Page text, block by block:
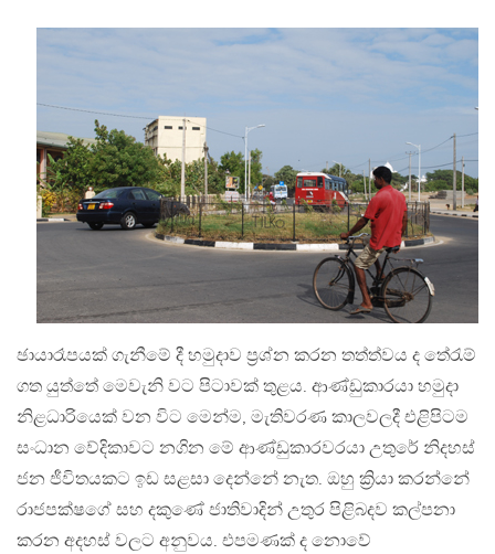
ඡායාරෑපයක් ගැනීමේ දී හමුදාව ප්‍රශ්න කරන තත්ත්වය ද තේරැම්
ගත යුත්තේ මෙවැනි වට පිටාවක් තුළය. ආණ්ඩුකාරයා හමුදා
නිළධාරියෙක් වන විට මෙන්ම, මැතිවරණ කාලවලදී එළිපිටම
සංධාන වේදිකාවට නගින මේ ආණ්ඩුකාරවරයා උතුරේ නිදහස්
ජන ජීවිතයකට ඉඩ සළසා දෙන්නේ නැත. ඔහු ක්‍රියා කරන්නේ
රාජපක්ෂගේ සහ දකුණේ ජාතිවාදින් උතුර පිළිබදව කල්පනා
කරන අදහස් වලට අනුවය. එපමණක් ද නොවේ